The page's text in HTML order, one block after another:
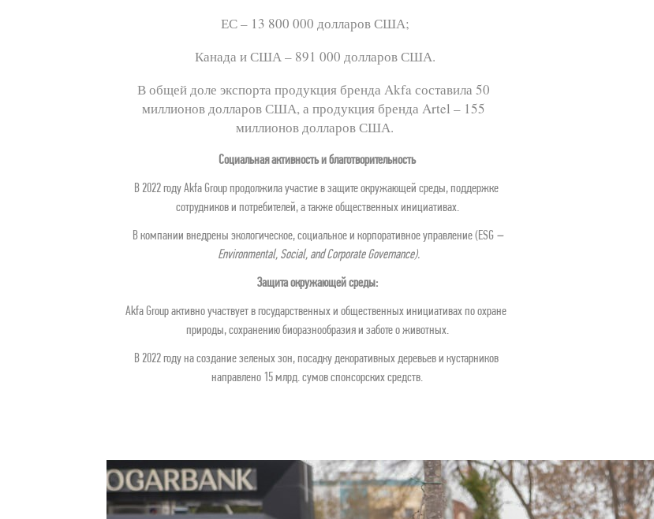
ЕС – 13 800 000 долларов США;
Канада и США – 891 000 долларов США.
В общей доле экспорта продукция бренда Akfa составила 50
миллионов долларов США, а продукция бренда Artel – 155
миллионов долларов США.
Социальная активность и благотворительность
В 2022 году Akfa Group продолжила участие в защите окружающей среды, поддержке
сотрудников и потребителей, а также общественных инициативах.
В компании внедрены экологическое, социальное и корпоративное управление (ESG –
Environmental, Social, and Corporate Governance).
Защита окружающей среды:
Akfa Group активно участвует в государственных и общественных инициативах по охране
природы, сохранению биоразнообразия и заботе о животных.
В 2022 году на создание зеленых зон, посадку декоративных деревьев и кустарников
направлено 15 млрд. сумов спонсорских средств.